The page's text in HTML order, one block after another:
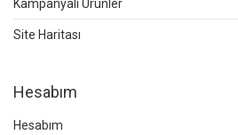
Kampanyalı Ürünler
Site Haritası
Hesabım
Hesabım